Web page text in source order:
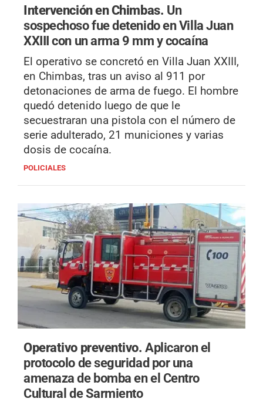
Intervención en Chimbas. Un
sospechoso fue detenido en Villa Juan
XXIII con un arma 9 mm y cocaína
El operativo se concretó en Villa Juan XXIII,
en Chimbas, tras un aviso al 911 por
detonaciones de arma de fuego. El hombre
quedó detenido luego de que le
secuestraran una pistola con el número de
serie adulterado, 21 municiones y varias
dosis de cocaína.
POLICIALES
Operativo preventivo.Aplicaron el
protocolo de seguridad por una
amenaza de bomba en el Centro
Cultural de Sarmiento